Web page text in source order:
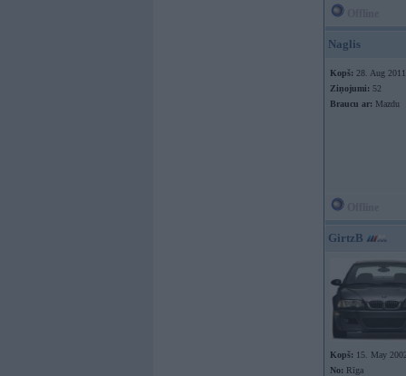
Naglis
Kopš: 28. Aug 2011
Ziņojumi: 52
Braucu ar: Mazdu
GirtzB
Kopš: 15. May 2002
No: Rīga